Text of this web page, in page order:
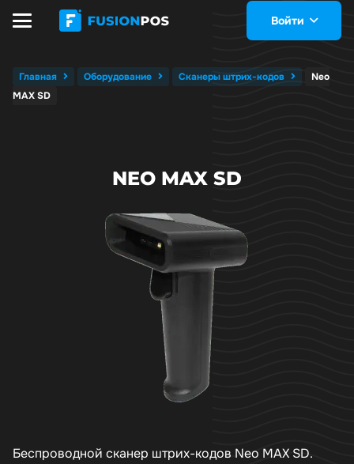
Войти
Главная Оборудование Сканеры штрих-кодов
Neo
MAX SD
NEO MAX SD
Беспроводной сканер штрих-кодов Neo MAX SD.